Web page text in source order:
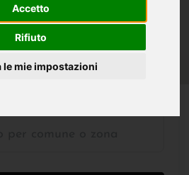
Accetto
Rifiuto
le mie impostazioni